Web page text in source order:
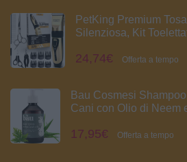
PetKing Premium
Silenziosa, Kit
Completo
24,74€ Offerta a tempo
Bau Cosmesi
Cani con Olio di Neem
Zecche, Shampoo
17,95€ Offerta a tempo